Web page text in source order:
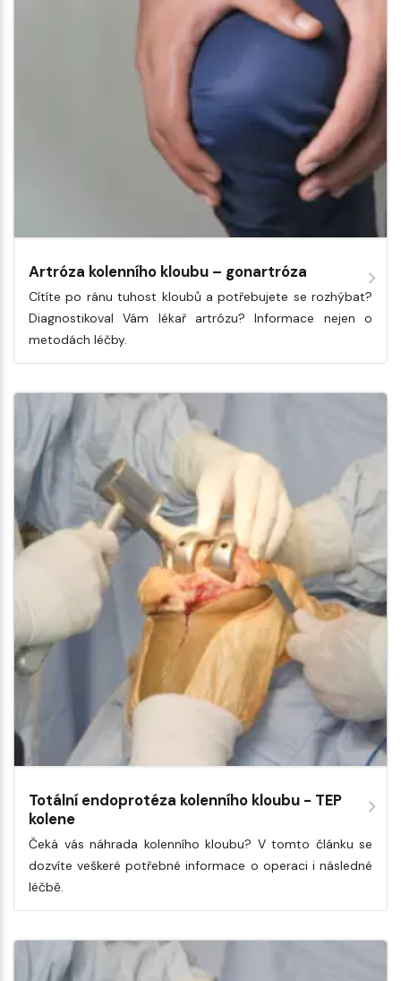
Artróza kolenního kloubu – gonartróza
Cítíte po ránu tuhost kloubů a potřebujete se rozhýbat?
Diagnostikoval Vám lékař artrózu? Informace nejen o
metodách léčby.
Totální endoprotéza kolenního kloubu - TEP
kolene
Čeká vás náhrada kolenního kloubu? V tomto článku se
dozvíte veškeré potřebné informace o operaci i následné
léčbě.